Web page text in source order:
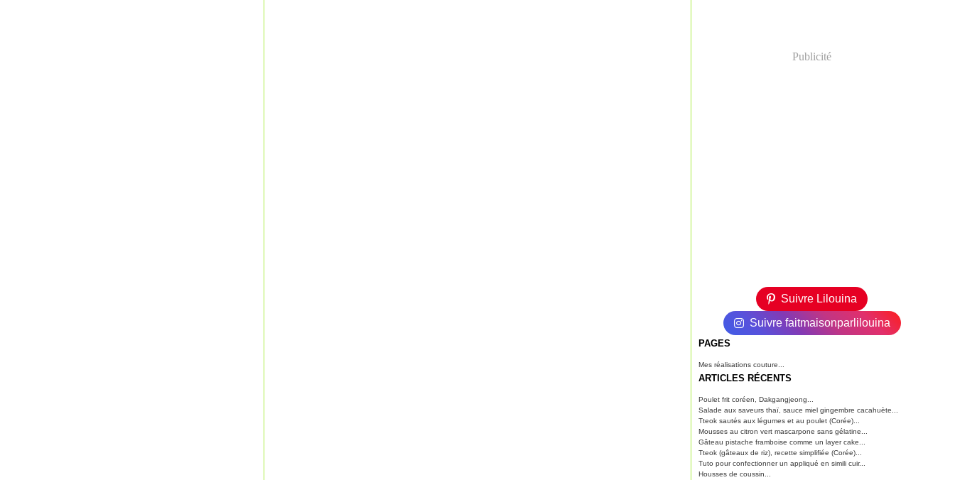
Publicité
Suivre Lilouina
Suivre faitmaisonparlilouina
PAGES
Mes réalisations couture...
ARTICLES RÉCENTS
Poulet frit coréen, Dakgangjeong...
Salade aux saveurs thaï, sauce miel gingembre cacahuète...
Tteok sautés aux légumes et au poulet (Corée)...
Mousses au citron vert mascarpone sans gélatine...
Gâteau pistache framboise comme un layer cake...
Tteok (gâteaux de riz), recette simplifiée (Corée)...
Tuto pour confectionner un appliqué en simili cuir...
Housses de coussin...